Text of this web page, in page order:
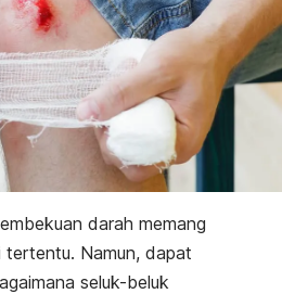
darah memang
tertentu. Namun, dapat
seluk-beluk